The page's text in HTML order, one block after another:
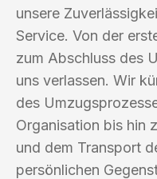
unsere
Service. Von der
zum Abschluss des
uns verlassen. Wir
des
Organisation bis hin
und dem Transport
persönlichen